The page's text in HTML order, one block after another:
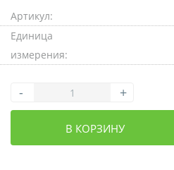
Артикул:
Единица
измерения:
- +
В КОРЗИНУ